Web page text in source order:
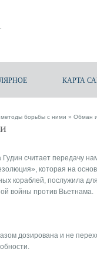
КАРТА
методы борьбы с ними » Обман
считает передачу
которая на
кораблей, послужила
войны против Вьетнама.
дозирована и не